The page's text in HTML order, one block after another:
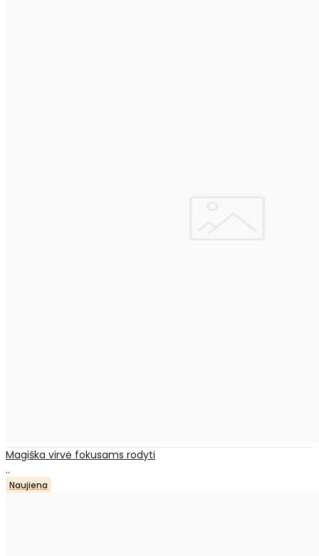
Magiška virvė fokusams rodyti
..
Naujiena